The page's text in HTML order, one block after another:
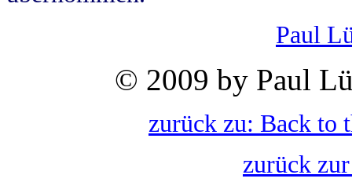
Paul
© 2009 by Paul
zurück zu: Back to
zurück